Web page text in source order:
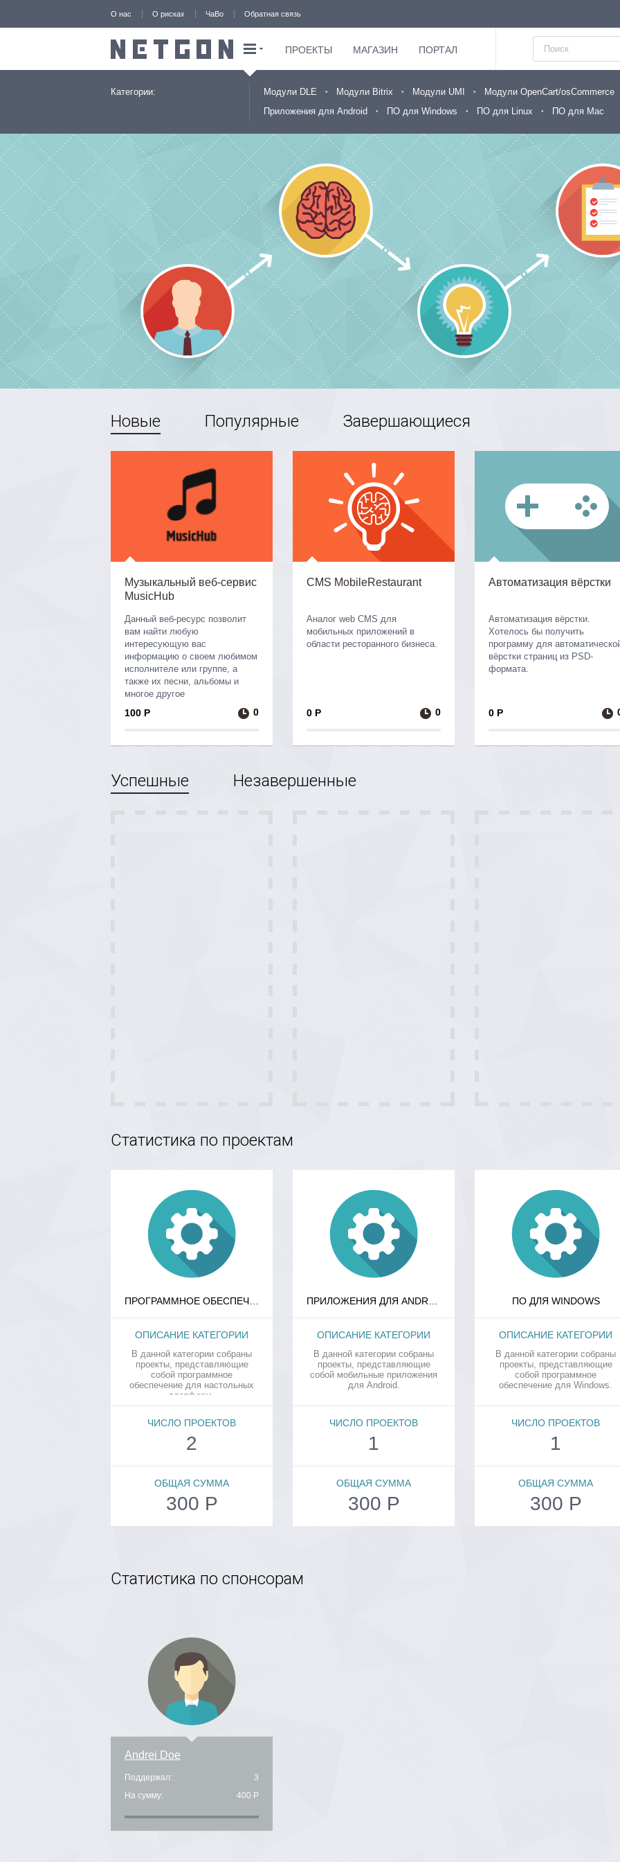
О нас О рисках ЧаВо Обратная связь
ПРОЕКТЫ МАГАЗИН ПОРТАЛ
Категории: Модули DLE Модули Bitrix Модули UMI Модули OpenCart/osCommerce
Приложения для Android
ПО для Windows ПО для Linux ПО для Mac
Новые Популярные Завершающиеся
Музыкальный веб-сервис
MusicHub
Данный веб-ресурс позволит
вам найти любую
интересующую вас
информацию о своем любимом
исполнителе или группе, а
также их песни, альбомы и
многое другое
100 Р 0
CMS MobileRestaurant
Аналог web CMS для
мобильных приложений в
области ресторанного бизнеса.
0 Р 0
Автоматизация вёрстки
Автоматизация вёрстки.
Хотелось бы получить
программу для
вёрстки страниц из PSD-
формата.
0 Р
Успешные Незавершенные
Статистика по проектам
ОПИСАНИЕ КАТЕГОРИИ
В данной категории собраны
проекты, представляющие
собой программное
обеспечение для настольных
платформ.
ЧИСЛО ПРОЕКТОВ
2
ОБЩАЯ СУММА
300 Р
ОПИСАНИЕ КАТЕГОРИИ
В данной категории собраны
проекты, представляющие
собой мобильные приложения
для Android.
ЧИСЛО ПРОЕКТОВ
1
ОБЩАЯ СУММА
300 Р
ПО ДЛЯ WINDOWS
ОПИСАНИЕ КАТЕГОРИИ
В данной категории собраны
проекты, представляющие
собой программное
обеспечение для Windows.
ЧИСЛО ПРОЕКТОВ
1
ОБЩАЯ СУММА
300 Р
Статистика по спонсорам
Andrei Doe
Поддержал:
3
На сумму:
400 Р